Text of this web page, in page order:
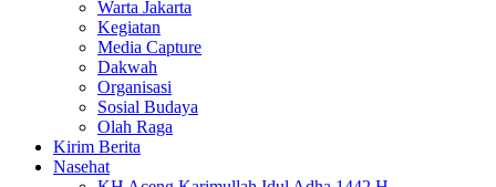
Warta Jakarta
Kegiatan
Media Capture
Dakwah
Organisasi
Sosial Budaya
Olah Raga
Kirim Berita
Nasehat